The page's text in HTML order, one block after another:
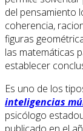
del pensamiento
coherencia,
figuras
las matemáticas
establecer
Es uno de los
inteligencias
psicólogo